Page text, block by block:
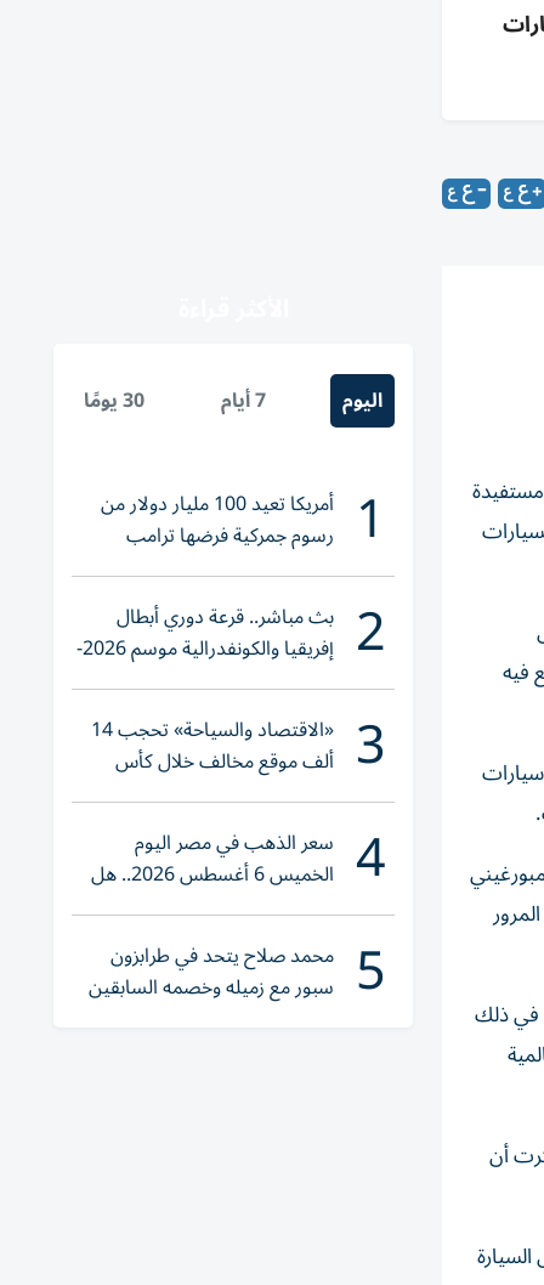
فيه
في ذلك
أن
اليوم 7 أيام 30 يومًا
1 أمريكا تعيد 100 مليار دولار من
رسوم جمركية فرضها ترامب
2 بث مباشر.. قرعة دوري أبطال
إفريقيا والكونفدرالية موسم 2026-
2027
3 «الاقتصاد والسياحة» تحجب 14
ألف موقع مخالف خلال كأس
العالم 2026
4 سعر الذهب في مصر اليوم
الخميس 6 أغسطس 2026.. هل
تنوي الشراء؟
5 محمد صلاح يتحد في طرابزون
سبور مع زميله وخصمه السابقين